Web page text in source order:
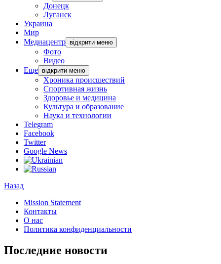
Донецк
Луганск
Украина
Мир
Медиацентр відкрити меню
Фото
Видео
Еще відкрити меню
Хроника происшествий
Спортивная жизнь
Здоровье и медицина
Культура и образование
Наука и технологии
Telegram
Facebook
Twitter
Google News
Назад
Mission Statement
Контакты
О нас
Политика конфиденциальности
Последние новости